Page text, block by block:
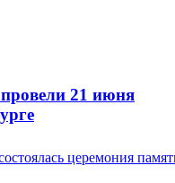
21 июня